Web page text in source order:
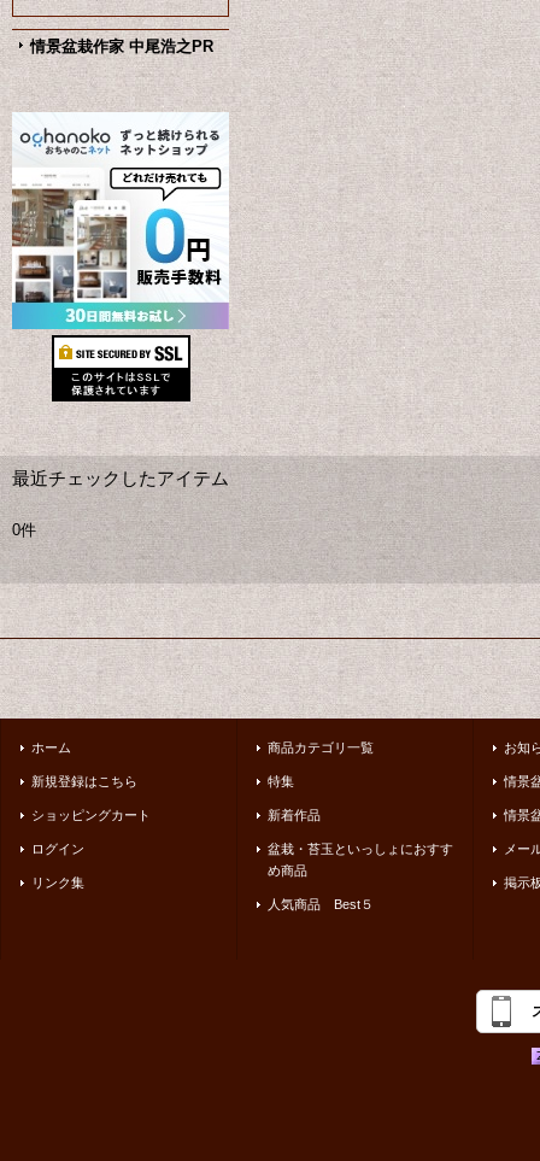
情景盆栽作家 中尾浩之PR
最近チェックしたアイテム
0件
ホーム
新規登録はこちら
ショッピングカート
ログイン
リンク集
商品カテゴリ一覧
特集
新着作品
盆栽・苔玉といっしょにおすす
め商品
人気商品 Best５
お知
情景
情景
メー
掲示